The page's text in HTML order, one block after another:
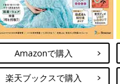
Amazonで購入
楽天ブックスで購入